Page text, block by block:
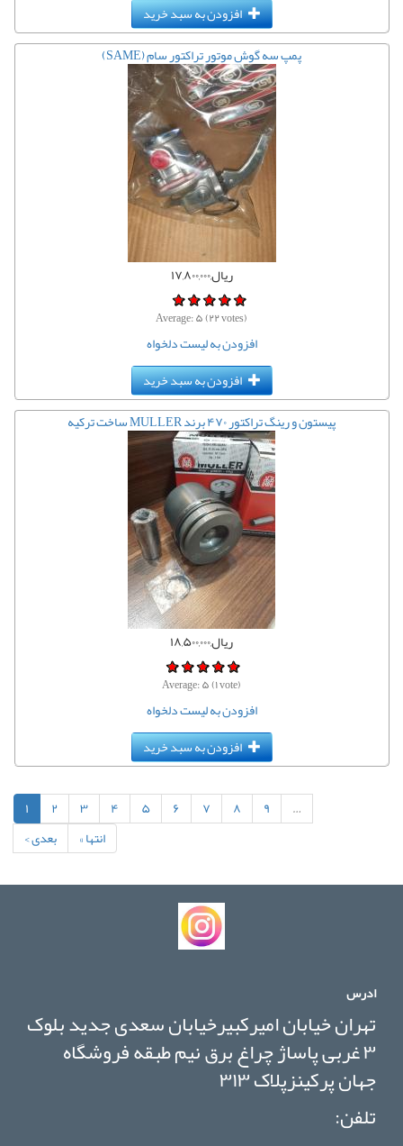
افزودن به سبد خرید
پمپ سه گوش موتور تراکتور سام (SAME)
ریال,۱۷,۸۰۰,۰۰۰
Average:۵(۲۲votes)
افزودن به لیست دلخواه
افزودن به سبد خرید
پیستون و رینگ تراکتور ۴۷۰ برند MULLER ساخت ترکیه
ریال,۱۸,۵۰۰,۰۰۰
Average:۵(۱vote)
افزودن به لیست دلخواه
افزودن به سبد خرید
۱ ۲ ۳ ۴ ۵ ۶ ۷ ۸ ۹
…
بعدی ›
انتها »
ادرس
تهران خیابان امیرکبیرخیابان سعدی جدید بلوک
۳ غربی پاساژ چراغ برق نیم طبقه فروشگاه
جهان پرکینزپلاک ۳۱۳
تلفن: